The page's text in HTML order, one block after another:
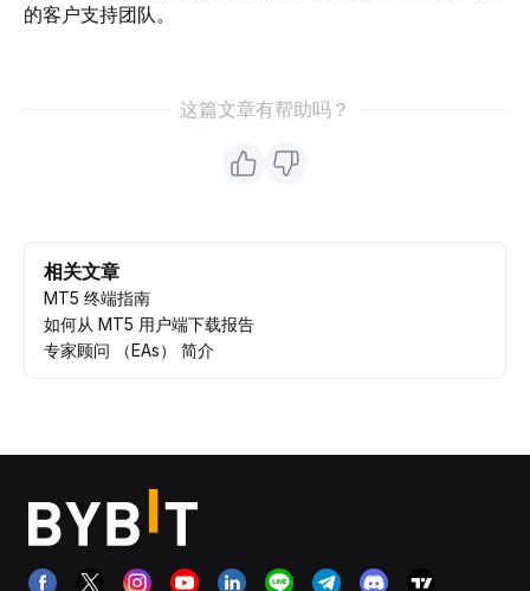
的客户支持团队。
这篇文章有帮助吗？
相关文章
MT5 终端指南
如何从 MT5 用户端下载报告
专家顾问 （EAs） 简介